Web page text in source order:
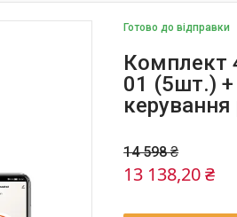
Готово до відправки
Комплект
01 (5шт.) +
керування
14 598 ₴
13 138,20 ₴